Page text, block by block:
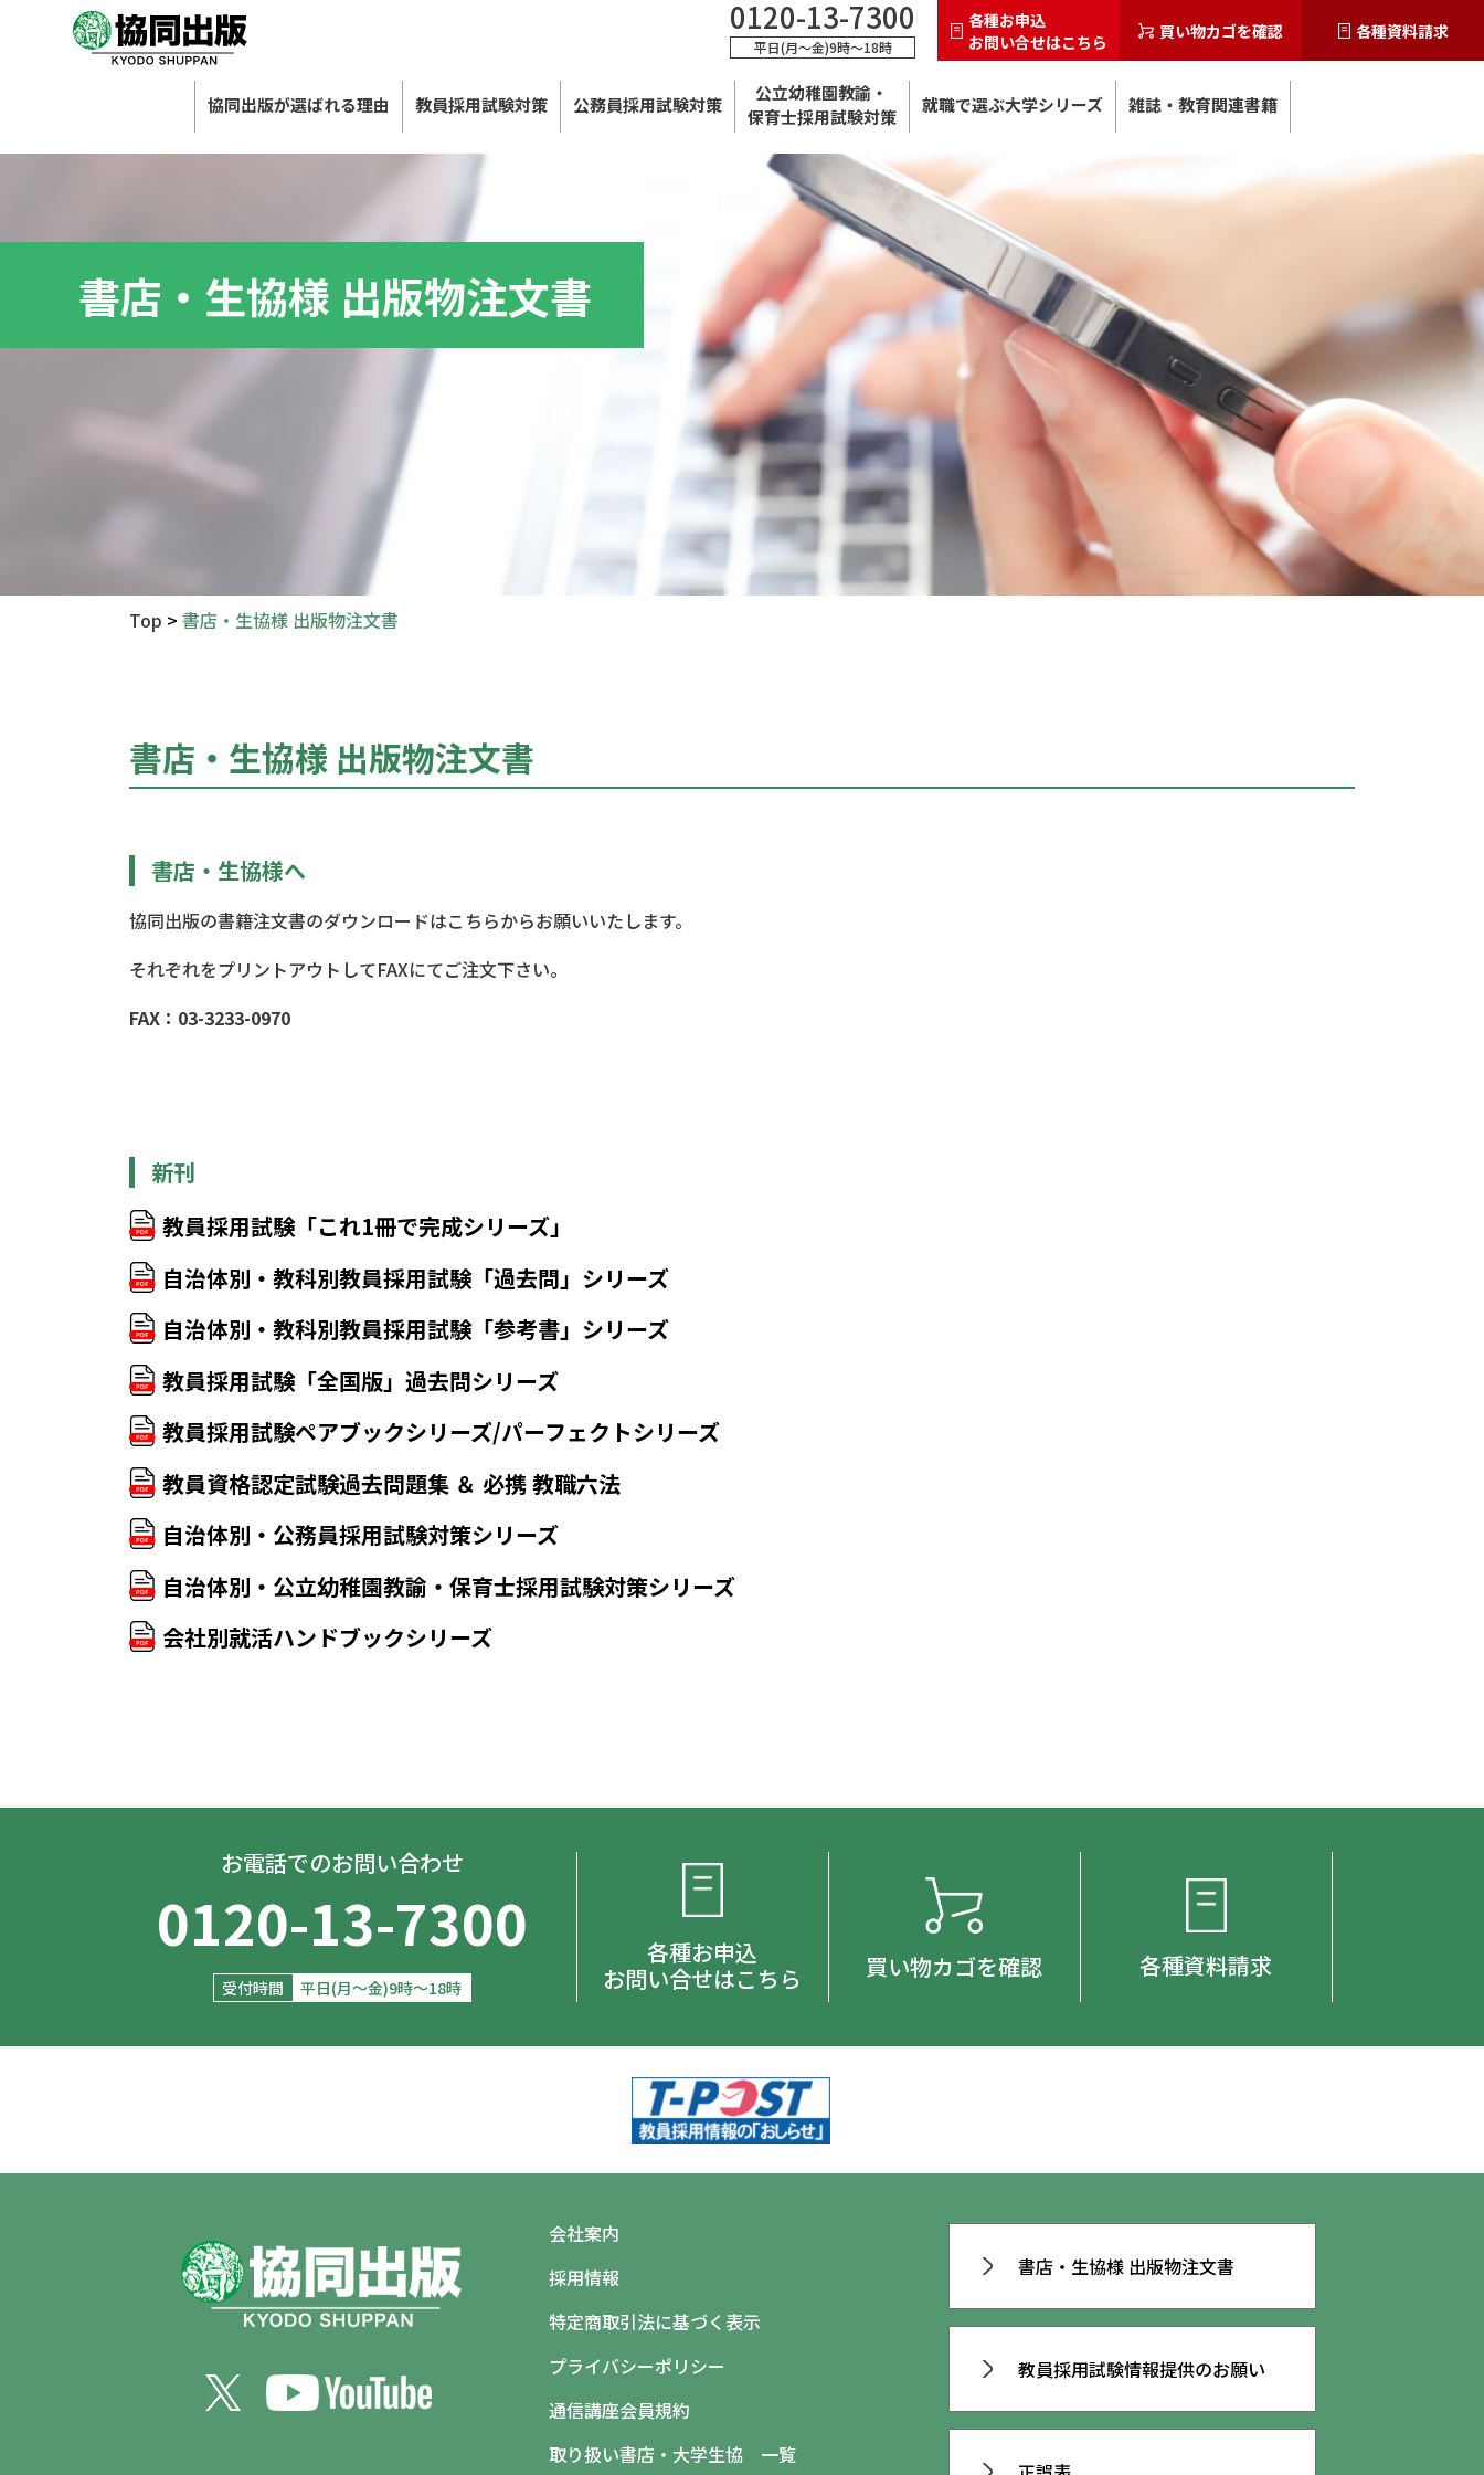
0120-13-7300
平日(月～金)9時～18時
各種お申込
お問い合せはこちら
買い物カゴを確認 各種資料請求
協同出版が選ばれる理由 教員採用試験対策 公務員採用試験対策
公立幼稚園教諭・
保育士採用試験対策
就職で選ぶ大学シリーズ 雑誌・教育関連書籍
書店・生協様 出版物注文書
Top > 書店・生協様 出版物注文書
書店・生協様 出版物注文書
書店・生協様へ
協同出版の書籍注文書のダウンロードはこちらからお願いいたします。
それぞれをプリントアウトしてFAXにてご注文下さい。
FAX：03-3233-0970
新刊
教員採用試験「これ1冊で完成シリーズ」
自治体別・教科別教員採用試験「過去問」シリーズ
自治体別・教科別教員採用試験「参考書」シリーズ
教員採用試験「全国版」過去問シリーズ
教員採用試験ペアブックシリーズ/パーフェクトシリーズ
教員資格認定試験過去問題集 ＆ 必携 教職六法
自治体別・公務員採用試験対策シリーズ
自治体別・公立幼稚園教諭・保育士採用試験対策シリーズ
会社別就活ハンドブックシリーズ
お電話でのお問い合わせ
0120-13-7300
受付時間 平日(月～金)9時～18時
各種お申込
お問い合せはこちら
買い物カゴを確認 各種資料請求
会社案内
採用情報
特定商取引法に基づく表示
プライバシーポリシー
通信講座会員規約
取り扱い書店・大学生協 一覧
書店・生協様 出版物注文書
教員採用試験情報提供のお願い